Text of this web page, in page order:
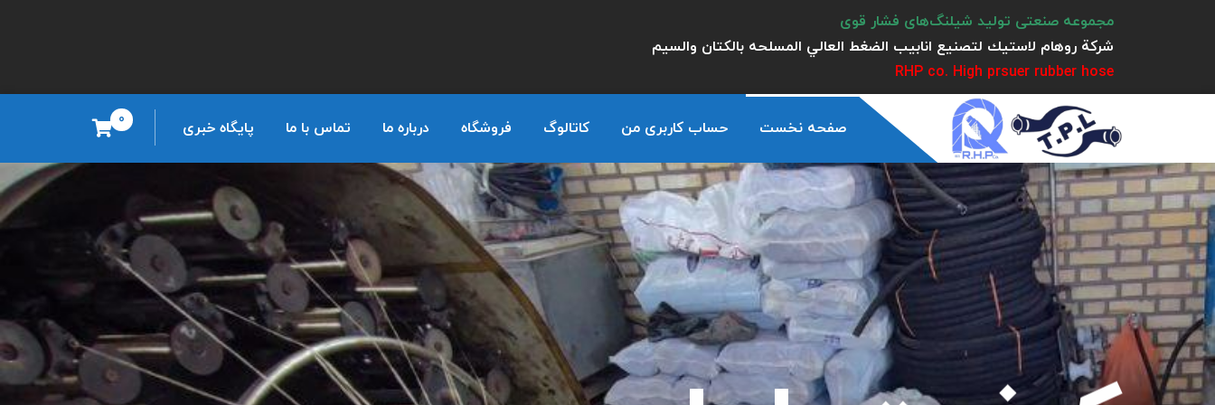
مجموعه صنعتی تولید شیلنگ‌های فشار قوی
شركة روهام لاستيك لتصنيع انابيب الضغط العالي المسلحه بالكتان والسيم
RHP co. High prsuer rubber hose
صفحه نخست حساب کاربری من کاتالوگ فروشگاه درباره ما تماس با ما پایگاه خبری 0